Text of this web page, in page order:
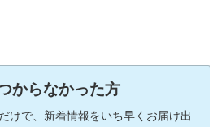
からなかった方
けで、新着情報をいち早くお届け出